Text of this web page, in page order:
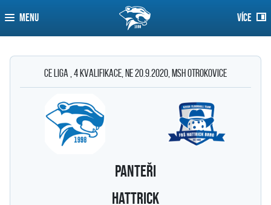
MENU VÍCE
CE liga , 4 kvalifikace, ne 20.9.2020, MSH Otrokovice
PANTEŘI
Hattrick